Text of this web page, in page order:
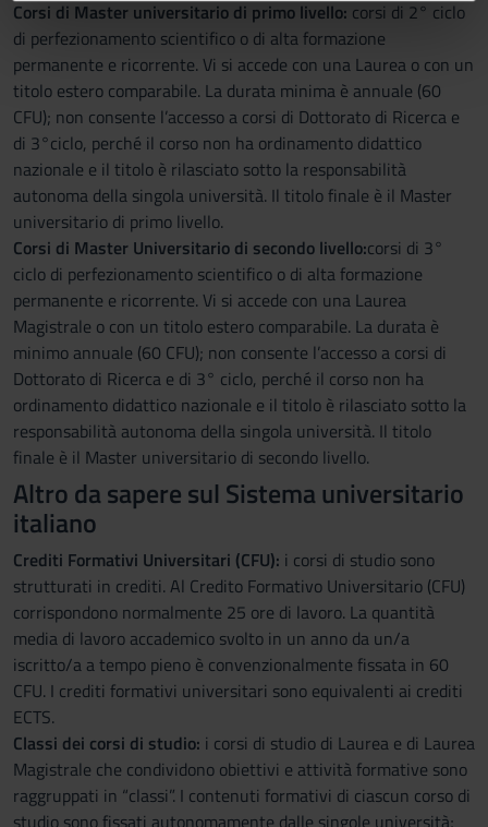
informazioni sul modo in cui utilizzi il nostro sito con i
nostri partner che si occupano di analisi dei dati web,
pubblicità e social media, i quali potrebbero combinarle
con altre informazioni che hai fornito loro o che hanno
raccolto dal tuo utilizzo dei loro servizi.
Corsi di Master universitario di primo livello: corsi di 2° ciclo
di perfezionamento scientifico o di alta formazione
permanente e ricorrente. Vi si accede con una Laurea o con un
titolo estero comparabile. La durata minima è annuale (60
CFU); non consente l’accesso a corsi di Dottorato di Ricerca e
di 3°ciclo, perché il corso non ha ordinamento didattico
nazionale e il titolo è rilasciato sotto la responsabilità
autonoma della singola università. Il titolo finale è il Master
universitario di primo livello.
Corsi di Master Universitario di secondo livello:corsi di 3°
ciclo di perfezionamento scientifico o di alta formazione
permanente e ricorrente. Vi si accede con una Laurea
Magistrale o con un titolo estero comparabile. La durata è
minimo annuale (60 CFU); non consente l’accesso a corsi di
Dottorato di Ricerca e di 3° ciclo, perché il corso non ha
ordinamento didattico nazionale e il titolo è rilasciato sotto la
responsabilità autonoma della singola università. Il titolo
finale è il Master universitario di secondo livello.
Altro da sapere sul Sistema universitario
italiano
Crediti Formativi Universitari (CFU): i corsi di studio sono
strutturati in crediti. Al Credito Formativo Universitario (CFU)
corrispondono normalmente 25 ore di lavoro. La quantità
media di lavoro accademico svolto in un anno da un/a
iscritto/a a tempo pieno è convenzionalmente fissata in 60
CFU. I crediti formativi universitari sono equivalenti ai crediti
ECTS.
Classi dei corsi di studio: i corsi di studio di Laurea e di Laurea
Magistrale che condividono obiettivi e attività formative sono
raggruppati in “classi”. I contenuti formativi di ciascun corso di
studio sono fissati autonomamente dalle singole università;